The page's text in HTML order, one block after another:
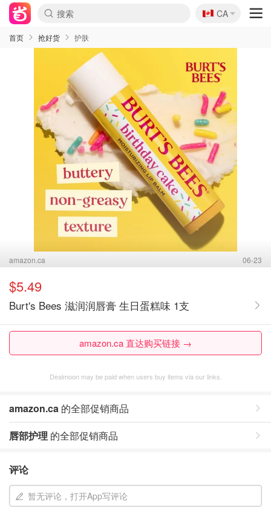
🇨🇦
CA
首页 抢好货 护肤
amazon.ca 06-23
$5.49
Burt's Bees 滋润润唇膏 生日蛋糕味 1支
amazon.ca 直达购买链接 →
Dealmoon may be paid when users buy items via our links.
amazon.ca 的全部促销商品
唇部护理 的全部促销商品
评论
暂无评论，打开App写评论